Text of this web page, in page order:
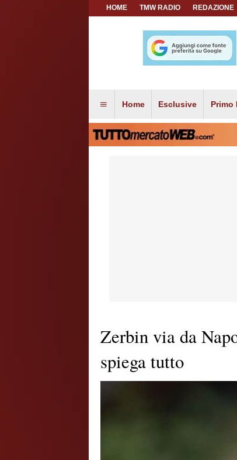
HOME TMW RADIO REDAZIONE
Home Esclusive Primo
Zerbin via da
spiega tutto